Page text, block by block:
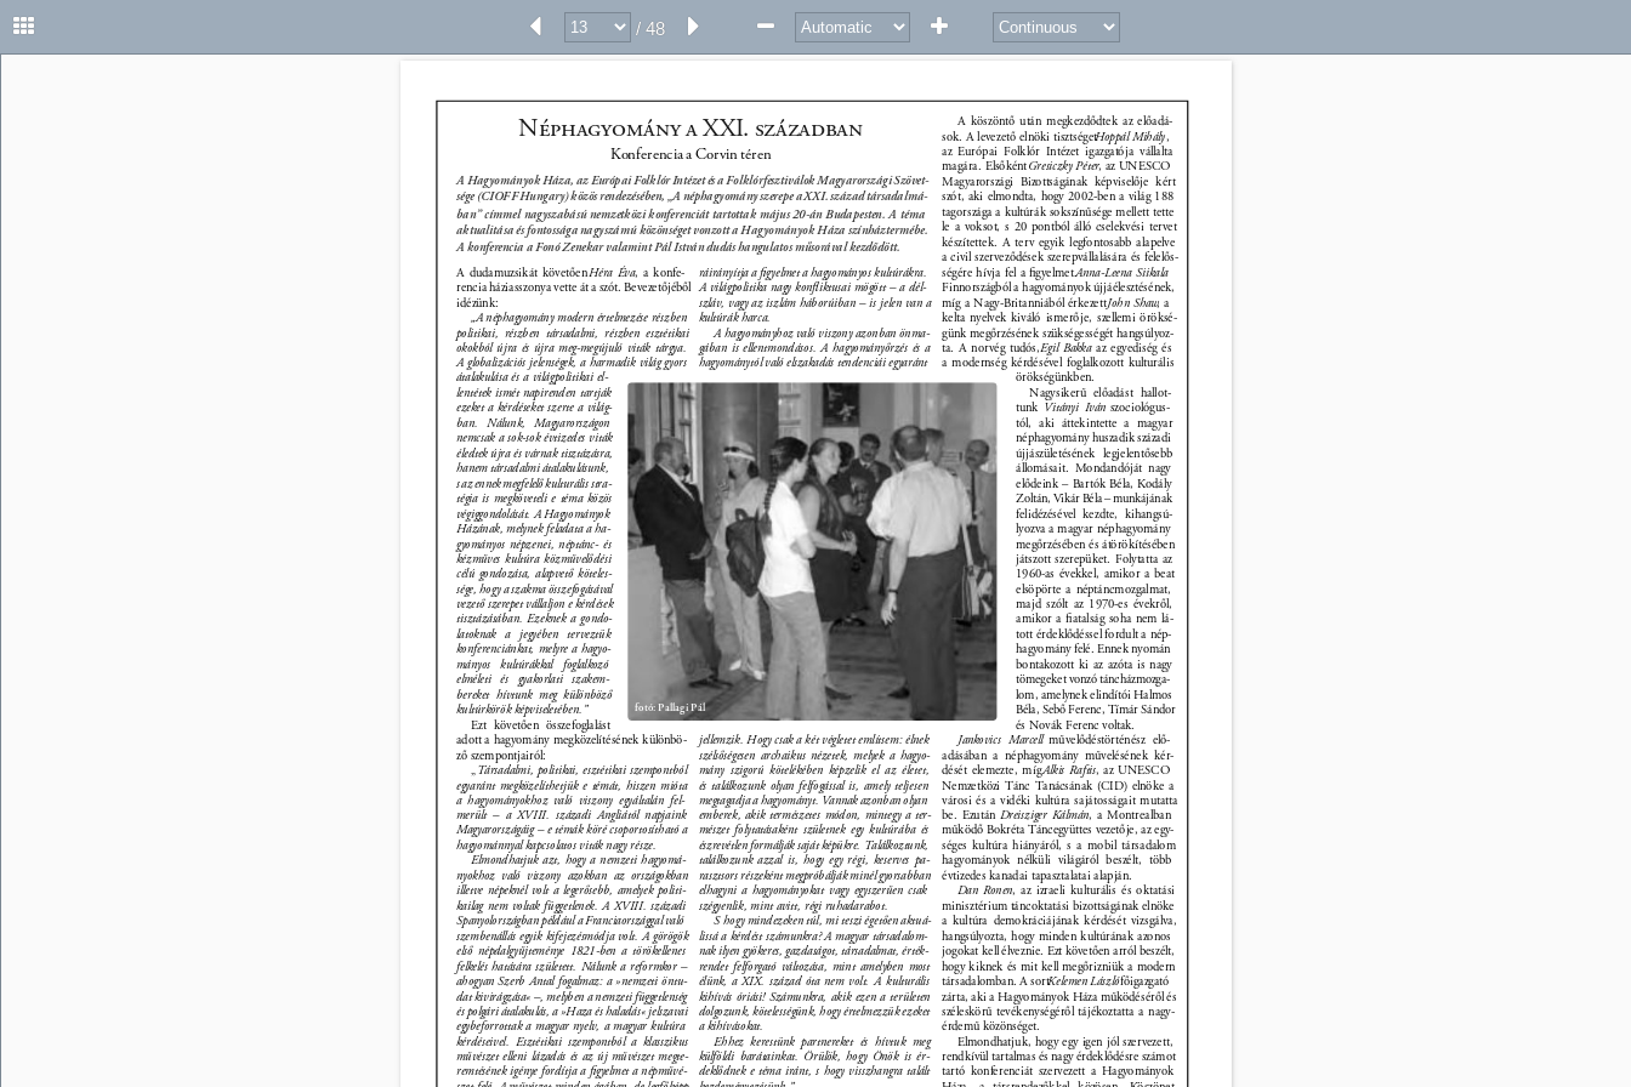
/ 48
folkMAGazin
N  XXI. 
Konferencia a Corvin téren
A Hagyományok Háza, az Európai Folklór Intézet és a Folklórfesztiválok Magyarországi Szövet-
sége (CIOFF Hungary) közös rendezésében, „A néphagyomány szerepe a XXI. század társadalmá-
ban” címmel nagyszabású nemzetközi konferenciát tartottak május 20-án Budapesten. A téma
aktualitása és fontossága nagyszámú közönséget vonzott a Hagyományok Háza színháztermébe.
A konferencia a Fonó Zenekar valamint Pál István dudás hangulatos műsorával kezdődött.
A dudamuzsikát követően Héra Éva, a konfe-
rencia háziasszonya vette át a szót. Bevezetőjéből
idézünk:
„A néphagyomány modern értelmezése részben
politikai, részben társadalmi, részben esztétikai
okokból újra és újra meg-megújuló viták tárgya.
A globalizációs jelenségek, a harmadik világ gyors
átalakulása és a világpolitikai el-
lentétek ismét napirenden tartják
ezeket a kérdéseket szerte a világ-
ban. Nálunk, Magyarországon
nemcsak a sok-sok évtizedes viták
éledtek újra és várnak tisztázásra,
hanem társadalmi átalakulásunk,
s az ennek megfelelő kulturális stra-
tégia is megköveteli e téma közös
végiggondolását. A Hagyományok
Házának, melynek feladata a ha-
gyományos népzenei, néptánc- és
kézműves kultúra közművelődési
célú gondozása, alapvető köteles-
sége, hogy a szakma összefogásával
vezető szerepet vállaljon e kérdések
tisztázásában. Ezeknek a gondo-
latoknak a jegyében terveztük
konferenciánkat, melyre a hagyo-
mányos kultúrákkal foglalkozó
elméleti és gyakorlati szakem-
bereket hívtunk meg különböző
kultúrkörök képviseletében.”
Ezt követően összefoglalást
adott a hagyomány megközelítésének különbö-
ző szempontjairól:
Társadalmi, politikai, esztétikai szempontból
egyaránt megközelíthetjük e témát, hiszen mióta
a hagyományokhoz való viszony egyáltalán fel-
merült – a XVIII. századi Angliától napjaink
Magyarországáig – e témák köré csoportosítható a
hagyománnyal kapcsolatos viták nagy része.
Elmondhatjuk azt, hogy a nemzeti hagyomá-
nyokhoz való viszony azokban az országokban
illetve népeknél volt a legerősebb, amelyek politi-
kailag nem voltak függetlenek. A XVIII. századi
Spanyolországban például a Franciaországgal való
szembenállás egyik kifejezésmódja volt. A görögök
első népdalgyűjteménye 1821-ben a törökellenes
felkelés hatására született. Nálunk a reformkor –
ahogyan Szerb Antal fogalmaz: a »nemzeti öntu-
dat kivirágzása« –, melyben a nemzeti függetlenség
és polgári átalakulás, a »Haza és haladás« jelszavai
egybeforrottak a magyar nyelv, a magyar kultúra
kérdéseivel. Esztétikai szempontból a klasszikus
művészet elleni lázadás és az új művészet megte-
remtésének igénye fordítja a ﬁgyelmet a népművé-
ráirányítja a ﬁgyelmet a hagyományos kultúrákra.
A világpolitika nagy konﬂiktusai mögött – a dél-
szláv, vagy az iszlám háborúiban – is jelen van a
kultúrák harca.
A hagyományhoz való viszony azonban önma-
gában is ellentmondásos. A hagyományőrzés és a
hagyománytól való elszakadás tendenciái egyaránt
jellemzik. Hogy csak a két végletet említsem: élnek
szélsőségesen archaikus nézetek, melyek a hagyo-
mány szigorú kötelékében képzelik el az életet,
és találkozunk olyan felfogással is, amely teljesen
megtagadja a hagyományt. Vannak azonban olyan
emberek, akik természetes módon, mintegy a ter-
mészet folytatásaként születnek egy kultúrába és
észrevétlen formálják saját képükre. Találkoztunk,
találkozunk azzal is, hogy egy régi, keserves pa-
rasztsors részeként megpróbálják minél gyorsabban
elhagyni a hagyományokat vagy egyszerűen csak
szégyenlik, mint avitt, régi ruhadarabot.
S hogy mindezeken túl, mi teszi égetően aktuá-
lissá a kérdést számunkra? A magyar társadalom-
nak ilyen gyökeres, gazdaságot, társadalmat, érték-
rendet felforgató változása, mint amelyben most
élünk, a XIX. század óta nem volt. A kulturális
kihívás óriási! Számunkra, akik ezen a területen
dolgozunk, kötelességünk, hogy értelmezzük ezeket
a kihívásokat.
Ehhez kerestünk partnereket és hívtuk meg
külföldi barátainkat. Örülök, hogy Önök is ér-
deklődnek e téma iránt, s hogy visszhangra talált
A köszöntő után megkezdődtek az előadá-
sok. A levezető elnöki tisztséget Hoppál Mihály,
az Európai Folklór Intézet igazgatója vállalta
magára. Elsőként Gresiczky Péter, az UNESCO
Magyarországi Bizottságának képviselője kért
szót, aki elmondta, hogy 2002-ben a világ 188
tagországa a kultúrák sokszínűsége mellett tette
le a voksot, s 20 pontból álló cselekvési tervet
készítettek. A terv egyik legfontosabb alapelve
a civil szerveződések szerepvállalására és felelős-
ségére hívja fel a ﬁgyelmet. Anna-Leena Siikala
Finnországból a hagyományok újjáélesztésének,
míg a Nagy-Britanniából érkezett John Shaw, a
kelta nyelvek kiváló ismerője, szellemi öröksé-
günk megőrzésének szükségességét hangsúlyoz-
ta. A norvég tudós, Egil Bakka az egyediség és
a modernség kérdésével foglalkozott kulturális
örökségünkben.
Nagysikerű előadást hallot-
tunk Vitányi Iván szociológus-
tól, aki áttekintette a magyar
néphagyomány huszadik századi
újjászületésének legjelentősebb
állomásait. Mondandóját nagy
elődeink – Bartók Béla, Kodály
Zoltán, Vikár Béla – munkájának
felidézésével kezdte, kihangsú-
lyozva a magyar néphagyomány
megőrzésében és átörökítésében
játszott szerepüket. Folytatta az
1960-as évekkel, amikor a beat
elsöpörte a néptáncmozgalmat,
majd szólt az 1970-es évekről,
amikor a ﬁatalság soha nem lá-
tott érdeklődéssel fordult a nép-
hagyomány felé. Ennek nyomán
bontakozott ki az azóta is nagy
tömegeket vonzó táncházmozga-
lom, amelynek elindítói Halmos
Béla, Sebő Ferenc, Tímár Sándor
és Novák Ferenc voltak.
Jankovics Marcell művelődéstörténész elő-
adásában a néphagyomány művelésének kér-
dését elemezte, míg Alkis Raftis, az UNESCO
Nemzetközi Tánc Tanácsának (CID) elnöke a
városi és a vidéki kultúra sajátosságait mutatta
be. Ezután Dreisziger Kálmán, a Montrealban
működő Bokréta Táncegyüttes vezetője, az egy-
séges kultúra hiányáról, s a mobil társadalom
hagyományok nélküli világáról beszélt, több
évtizedes kanadai tapasztalatai alapján.
Dan Ronen, az izraeli kulturális és oktatási
minisztérium táncoktatási bizottságának elnöke
a kultúra demokráciájának kérdését vizsgálva,
hangsúlyozta, hogy minden kultúrának azonos
jogokat kell élveznie. Ezt követően arról beszélt,
hogy kiknek és mit kell megőrizniük a modern
társadalomban. A sort Kelemen László főigazgató
zárta, aki a Hagyományok Háza működéséről és
széleskörű tevékenységéről tájékoztatta a nagy-
érdemű közönséget.
Elmondhatjuk, hogy egy igen jól szervezett,
rendkívül tartalmas és nagy érdeklődésre számot
tartó konferenciát szervezett a Hagyományok
fotó: Pallagi Pál